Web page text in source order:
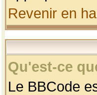
Revenir en
Qu'est-ce
Le BBCode